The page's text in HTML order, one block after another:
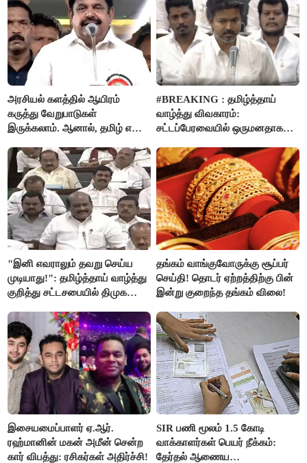
முடிவு - முதலமைச்சர் விஜய்
அறிவிப்பு..!
அரசியல் களத்தில் ஆயிரம்
கருத்து வேறுபாடுகள்
இருக்கலாம். ஆனால், தமிழ் என்று
தமிழர்கள் - எடப்பாடி பழனிசாமி..!
#BREAKING : தமிழ்த்தாய்
வாழ்த்து விவகாரம்:
சட்டப்பேரவையில் ஒருமனதாக
"இனி எவராலும் தவறு செய்ய
முடியாது!": தமிழ்த்தாய் வாழ்த்து
குறித்து சட்டசபையில் திமுக
தங்கம் வாங்குவோருக்கு சூப்பர்
செய்தி! தொடர் ஏற்றத்திற்கு பின்
இன்று குறைந்த தங்கம் விலை!
இசையமைப்பாளர் ஏ.ஆர்.
ரஹ்மானின் மகன் அமீன் சென்ற
கார் விபத்து: ரசிகர்கள் அதிர்ச்சி!
SIR பணி மூலம் 1.5 கோடி
வாக்காளர்கள் பெயர் நீக்கம்:
தேர்தல் ஆணைய